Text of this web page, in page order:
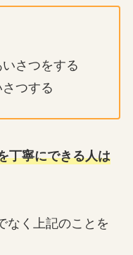
さつをする
つする
丁寧にできる人は
なく上記のことを